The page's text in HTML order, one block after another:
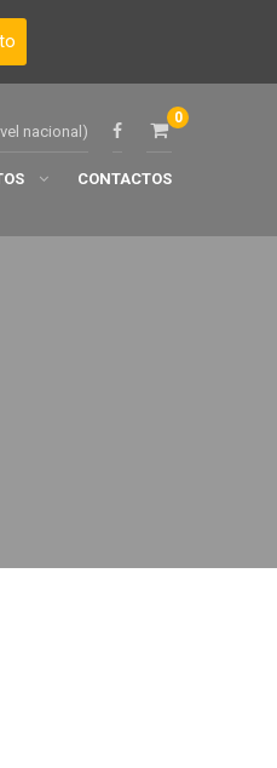
nacional)
0
CONTACTOS